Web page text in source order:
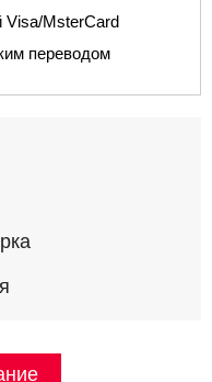
Visa/MsterCard
переводом